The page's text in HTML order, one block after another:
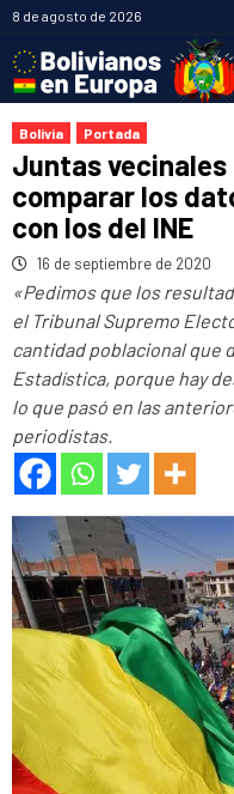
Saltar
contenido
8 de agosto de 2026
Bolivia Portada
Juntas vecinales
comparar los
con los del INE
16 de septiembre de 2020
«Pedimos que los
el Tribunal Supremo
cantidad poblacional que
Estadística, porque hay
lo que pasó en las
periodistas.